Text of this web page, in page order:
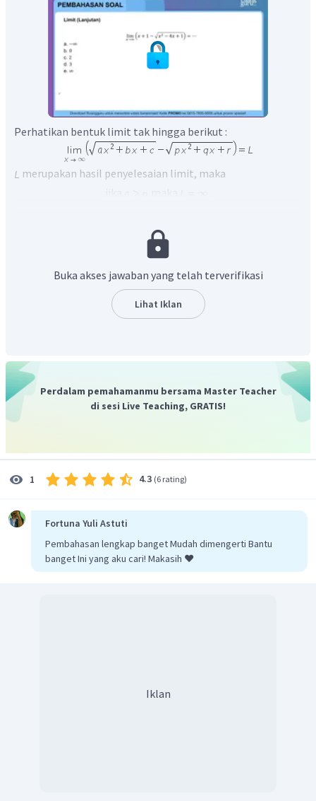
Perhatikan bentuk limit tak hingga berikut :
merupakan hasil penyelesaian limit, maka
maka
fungsinya seperti bentuk umum di atas.
Berdasarkan bentuk umum limit di atas,
Sedangkan nilai
dan , sehingga
Dengan demikian, hasil dari limit tak hingga
Buka akses jawaban yang telah terverifikasi
Lihat Iklan
Perdalam pemahamanmu bersama Master Teacher
di sesi Live Teaching, GRATIS!
1 4.3 (6 rating)
Fortuna Yuli Astuti
Pembahasan lengkap banget Mudah dimengerti Bantu
banget Ini yang aku cari! Makasih ❤️
Iklan